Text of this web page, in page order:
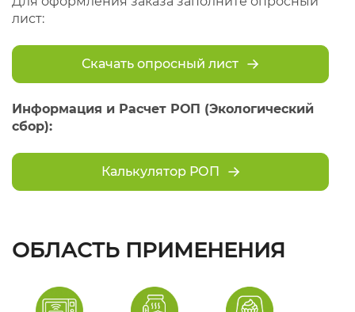
лист:
Скачать опросный лист
Информация и Расчет РОП (Экологический
сбор):
Калькулятор РОП
ОБЛАСТЬ ПРИМЕНЕНИЯ